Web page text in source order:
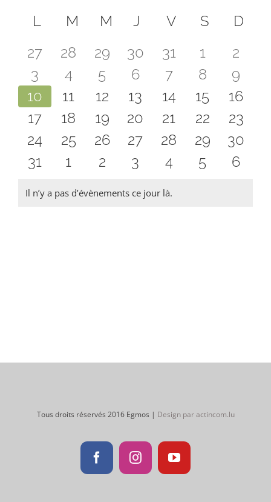
une
Calendrier
Évènements
Llundi
M mardi
M mercredi
J jeudiV vendredi
S samedi
D
0
évènements
27
0
évènements
28
0
évènements
29
0
évènements
30
0
évènements
31
0
1
0
2
0
évènements
3
0
évènements
4
0
évènements
5
0
évènements
6
0
évènements
7
0
8
0
9
0
évènements
10
0
évènements
11
0
évènements
12
0
évènements
13
0
évènements
14
0
15
0
16
0
évènements
17
0
évènements
18
0
évènements
19
0
évènements
20
0
évènements
21
0
22
0
23
0
évènements
24
0
évènements
25
0
évènements
26
0
évènements
27
0
évènements
28
0
29
0
30
0
31
0
1
0
2
0
3
0
4
0
5
0
6
Notice
Il n’y a pas d’évènements ce jour là.
Tous droits réservés 2016 Egmos | Design par actincom.lu
FacebookInstagramYouTube